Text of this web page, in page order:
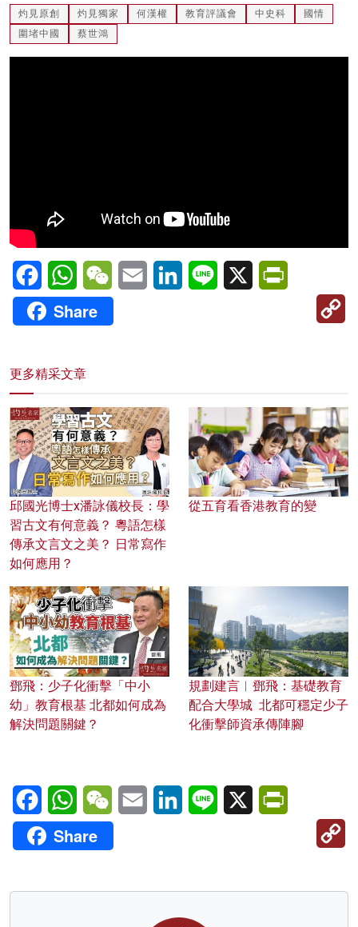
灼見原創 灼見獨家 何漢權 教育評議會 中史科
國情
圍堵中國
蔡世鴻
FacebookWhatsAppWeChatEmail LinkedInLine X
Share
更多精采文章
邱國光博士x潘詠儀校長：學
習古文有何意義？ 粵語怎樣
傳承文言文之美？ 日常寫作
如何應用？
從五育看香港教育的變
鄧飛：少子化衝擊「中小
幼」教育根基 北都如何成為
解決問題關鍵？
規劃建言︱鄧飛：基礎教育
配合大學城 北都可穩定少子
化衝擊師資承傳陣腳
FacebookWhatsAppWeChatEmail LinkedInLine X
Share